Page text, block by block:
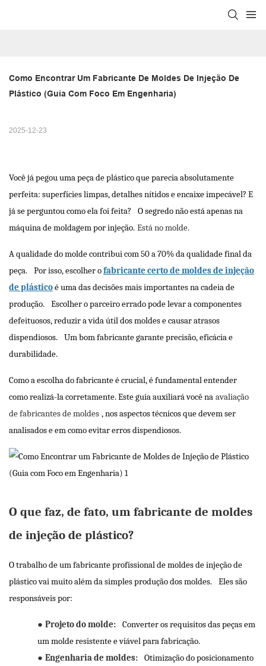
Como Encontrar Um Fabricante De Moldes De Injeção De
Plástico (Guia Com Foco Em Engenharia)
2025-12-23
Você já pegou uma peça de plástico que parecia absolutamente
perfeita: superfícies limpas, detalhes nítidos e encaixe impecável? E
já se perguntou como ela foi feita?
O segredo não está apenas na
máquina de moldagem por injeção. Está no molde.
A qualidade do molde contribui com 50 a 70% da qualidade final da
peça.
Por isso, escolher ofabricante certo de moldes de injeção
de plásticoé uma das decisões mais importantes na cadeia de
produção.
Escolher o parceiro errado pode levar a componentes
defeituosos, reduzir a vida útil dos moldes e causar atrasos
dispendiosos.
Um bom fabricante garante precisão, eficácia e
durabilidade.
Como a escolha do fabricante é crucial, é fundamental entender
como realizá-la corretamente. Este guia auxiliará você na avaliação
de fabricantes de moldes , nos aspectos técnicos que devem ser
analisados ​​e em como evitar erros dispendiosos.
O que faz, de fato, um fabricante de moldes
de injeção de plástico?
O trabalho de um fabricante profissional de moldes de injeção de
plástico vai muito além da simples produção dos moldes.
Eles são
responsáveis ​​por:
● Projeto do molde:
Converter os requisitos das peças em
um molde resistente e viável para fabricação.
● Engenharia de moldes:
Otimização do posicionamento